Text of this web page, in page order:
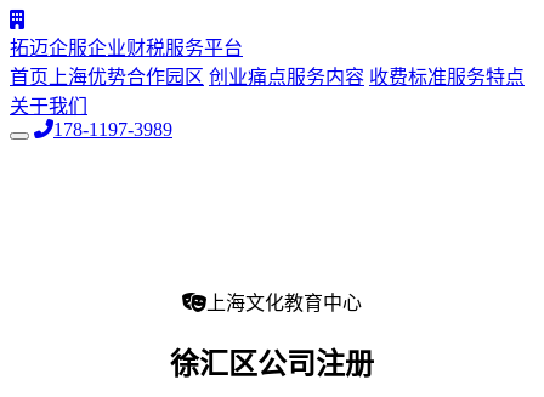
拓迈企服企业财税服务平台
首页 上海优势合作园区 创业痛点服务内容 收费标准服务特点
关于我们
178-1197-3989
上海文化教育中心
徐汇区公司注册